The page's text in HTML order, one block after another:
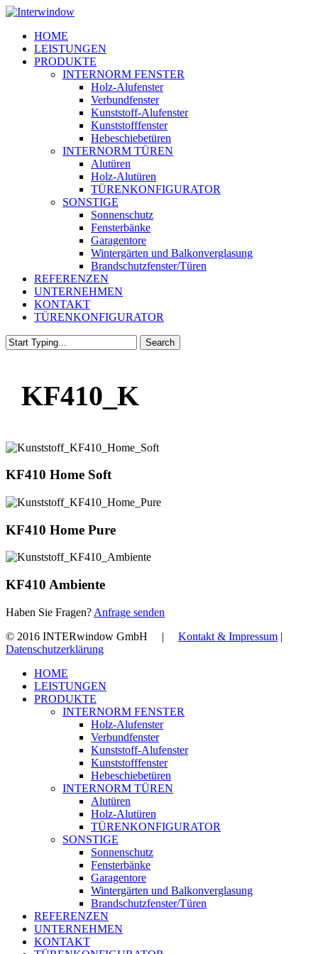
Skip
main
content
Menu
HOME
LEISTUNGEN
PRODUKTE
INTERNORM FENSTER
Holz-Alufenster
Verbundfenster
Kunststoff-Alufenster
Kunststofffenster
Hebeschiebetüren
INTERNORM TÜREN
Alutüren
Holz-Alutüren
TÜRENKONFIGURATOR
SONSTIGE
Sonnenschutz
Fensterbänke
Garagentore
Wintergärten und Balkonverglasung
Brandschutzfenster/Türen
REFERENZEN
UNTERNEHMEN
KONTAKT
TÜRENKONFIGURATOR
Search
KF410_K
KF410 Home Soft
KF410 Home Pure
KF410 Ambiente
Haben Sie Fragen? Anfrage senden
© 2016 INTERwindow GmbH | Kontakt & Impressum |
Datenschutzerklärung
Close
Menu
HOME
LEISTUNGEN
PRODUKTE
INTERNORM FENSTER
Holz-Alufenster
Verbundfenster
Kunststoff-Alufenster
Kunststofffenster
Hebeschiebetüren
INTERNORM TÜREN
Alutüren
Holz-Alutüren
TÜRENKONFIGURATOR
SONSTIGE
Sonnenschutz
Fensterbänke
Garagentore
Wintergärten und Balkonverglasung
Brandschutzfenster/Türen
REFERENZEN
UNTERNEHMEN
KONTAKT